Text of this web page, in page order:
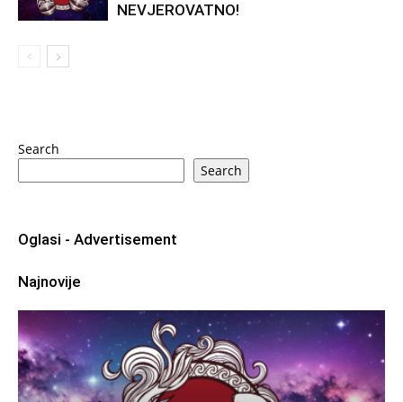
NEVJEROVATNO!
Search
Search
Oglasi - Advertisement
Najnovije